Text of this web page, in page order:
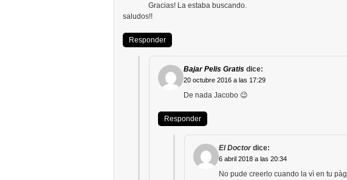
Gracias! La estaba buscando.
saludos!!
Responder
Bajar Pelis Gratis dice:
20 octubre 2016 a las 17:29
De nada Jacobo 😉
Responder
El Doctor dice:
6 abril 2018 a las 20:34
No pude creerlo cuando la vì en tu